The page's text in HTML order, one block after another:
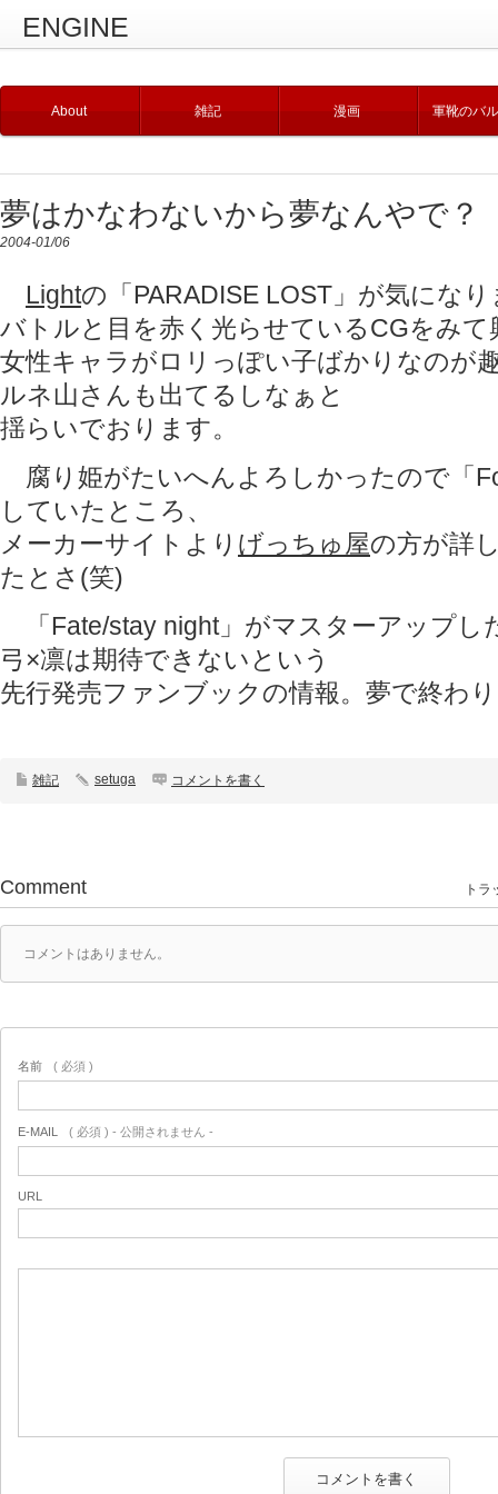
ENGINE
About 雑記 漫画 軍靴のバ
夢はかなわないから夢なんやで
2004-01/06
Lightの「PARADISE LOST」が気にな
バトルと目を赤く光らせているCGをみ
女性キャラがロリっぽい子ばかりなのが
ルネ山さんも出てるしなぁと
揺らいでおります。
腐り姫がたいへんよろしかったので「
していたところ、
メーカーサイトより げっちゅ屋の方が詳
たとさ(笑)
「Fate/stay night」がマスターアップし
弓×凛は期待できないという
先行発売ファンブックの情報。夢で終わ
雑記 setuga コメントを書く
Comment トラ
コメントはありません。
名前 ( 必須 )
E-MAIL ( 必須 ) - 公開されません -
URL